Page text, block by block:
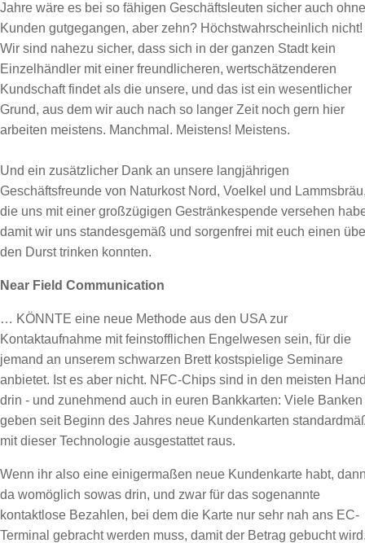
Jahre wäre es bei so fähigen Geschäftsleuten sicher auch ohne
Kunden gutgegangen, aber zehn? Höchstwahrscheinlich nicht!
Wir sind nahezu sicher, dass sich in der ganzen Stadt kein
Einzelhändler mit einer freundlicheren, wertschätzenderen
Kundschaft findet als die unsere, und das ist ein wesentlicher
Grund, aus dem wir auch nach so langer Zeit noch gern hier
arbeiten meistens. Manchmal. Meistens! Meistens.
Und ein zusätzlicher Dank an unsere langjährigen
Geschäftsfreunde von Naturkost Nord, Voelkel und
die uns mit einer großzügigen Gestränkespende versehen
damit wir uns standesgemäß und sorgenfrei mit euch einen
den Durst trinken konnten.
Near Field Communication
… KÖNNTE eine neue Methode aus den USA zur
Kontaktaufnahme mit feinstofflichen Engelwesen sein, für die
jemand an unserem schwarzen Brett kostspielige Seminare
anbietet. Ist es aber nicht. NFC-Chips sind in den meisten
drin - und zunehmend auch in euren Bankkarten: Viele Banken
geben seit Beginn des Jahres neue Kundenkarten
mit dieser Technologie ausgestattet raus.
Wenn ihr also eine einigermaßen neue Kundenkarte habt,
da womöglich sowas drin, und zwar für das sogenannte
kontaktlose Bezahlen, bei dem die Karte nur sehr nah ans EC-
Terminal gebracht werden muss, damit der Betrag gebucht